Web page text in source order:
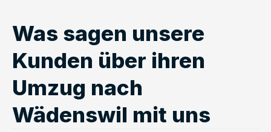
Was sagen unsere
Kunden über ihren
Umzug nach
Wädenswil mit uns